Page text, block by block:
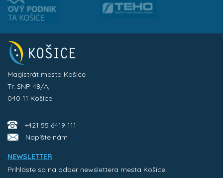
Magistrát mesta Košice
Tr. SNP 48/A,
040 11 Košice
+421 55 6419 111
Napíšte nám
NEWSLETTER
Prihláste sa na odber newslettera mesta Košice: